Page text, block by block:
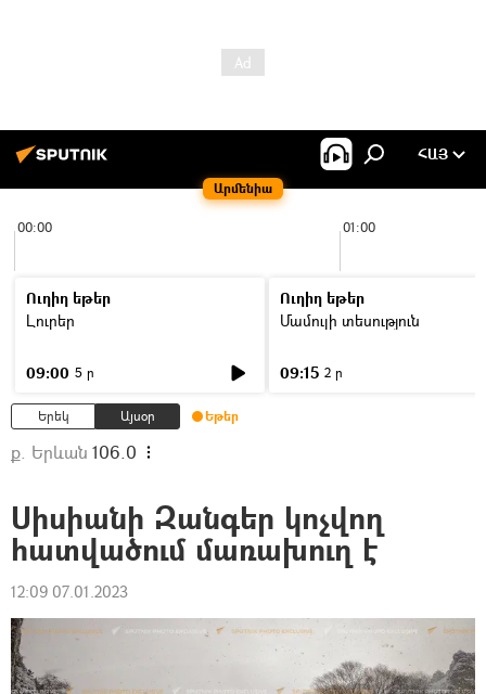
Արմենիա
ՀԱՅ
00:00 01:00
Ուղիղ եթեր
Լուրեր
09:00 5 ր
Ուղիղ եթեր
Մամուլի տեսություն
09:15 2 ր
Երեկ Այսօր Եթեր
ք. Երևան 106.0
Սիսիանի Զանգեր կոչվող
հատվածում մառախուղ է
12:09 07.01.2023